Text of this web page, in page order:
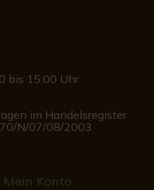
bis 15:00 Uhr
im Handelsregister
N/07/08/2003
Mein Konto